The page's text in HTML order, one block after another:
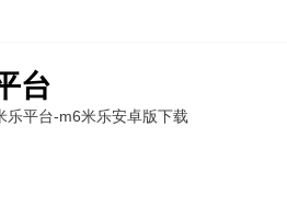
台
乐平台-m6米乐安卓版下载